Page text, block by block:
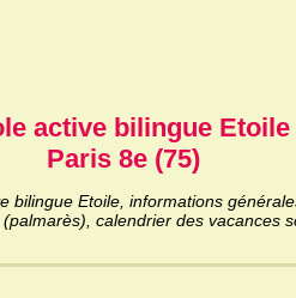
active bilingue Etoile
Paris 8e (75)
bilingue Etoile, informations
calendrier des vacances